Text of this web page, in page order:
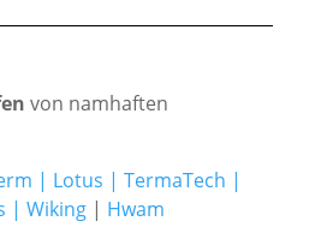
von namhaften
| Lotus | TermaTech |
| Wiking| Hwam